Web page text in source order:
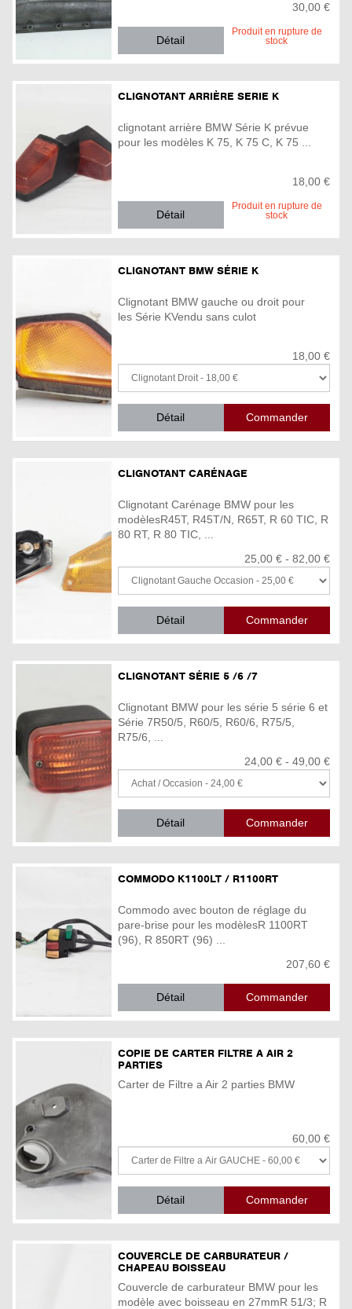
30,00 €
Produit en rupture de
stock
Détail
CLIGNOTANT ARRIÈRE SERIE K
clignotant arrière BMW Série K prévue
pour les modèles K 75, K 75 C, K 75 ...
18,00 €
Produit en rupture de
stock
Détail
CLIGNOTANT BMW SÉRIE K
Clignotant BMW gauche ou droit pour
les Série KVendu sans culot
18,00 €
Détail
CLIGNOTANT CARÉNAGE
Clignotant Carénage BMW pour les
modèlesR45T, R45T/N, R65T, R 60 TIC, R
80 RT, R 80 TIC, ...
25,00 € - 82,00 €
Détail
CLIGNOTANT SÉRIE 5 /6 /7
Clignotant BMW pour les série 5 série 6 et
Série 7R50/5, R60/5, R60/6, R75/5,
R75/6, ...
24,00 € - 49,00 €
Détail
COMMODO K1100LT / R1100RT
Commodo avec bouton de réglage du
pare-brise pour les modèlesR 1100RT
(96), R 850RT (96) ...
207,60 €
Détail
COPIE DE CARTER FILTRE A AIR 2
PARTIES
Carter de Filtre a Air 2 parties BMW
60,00 €
Détail
COUVERCLE DE CARBURATEUR /
CHAPEAU BOISSEAU
Couvercle de carburateur BMW pour les
modèle avec boisseau en 27mmR 51/3; R